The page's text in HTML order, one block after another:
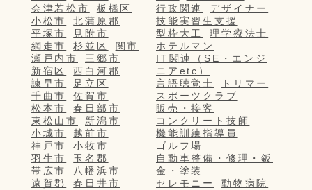
会津若松市
板橋区
小松市
北蒲原郡
平塚市
見附市
網走市
杉並区
関市
瀬戸内市
三郷市
新宿区
西白河郡
諫早市
足立区
千曲市
佐賀市
松本市
春日部市
東松山市
新潟市
小城市
越前市
神戸市
小牧市
羽生市
玉名郡
帯広市
八幡浜市
遠賀郡
春日井市
行政関連
デザイナー
技能実習生支援
型枠大工
理学療法士
ホテルマン
IT関連（SE・エンジ
ニアetc）
言語聴覚士
トリマー
スポーツクラブ
販売・接客
コンクリート技師
機能訓練指導員
ゴルフ場
自動車整備・修理・鈑
金・塗装
セレモニー
動物病院